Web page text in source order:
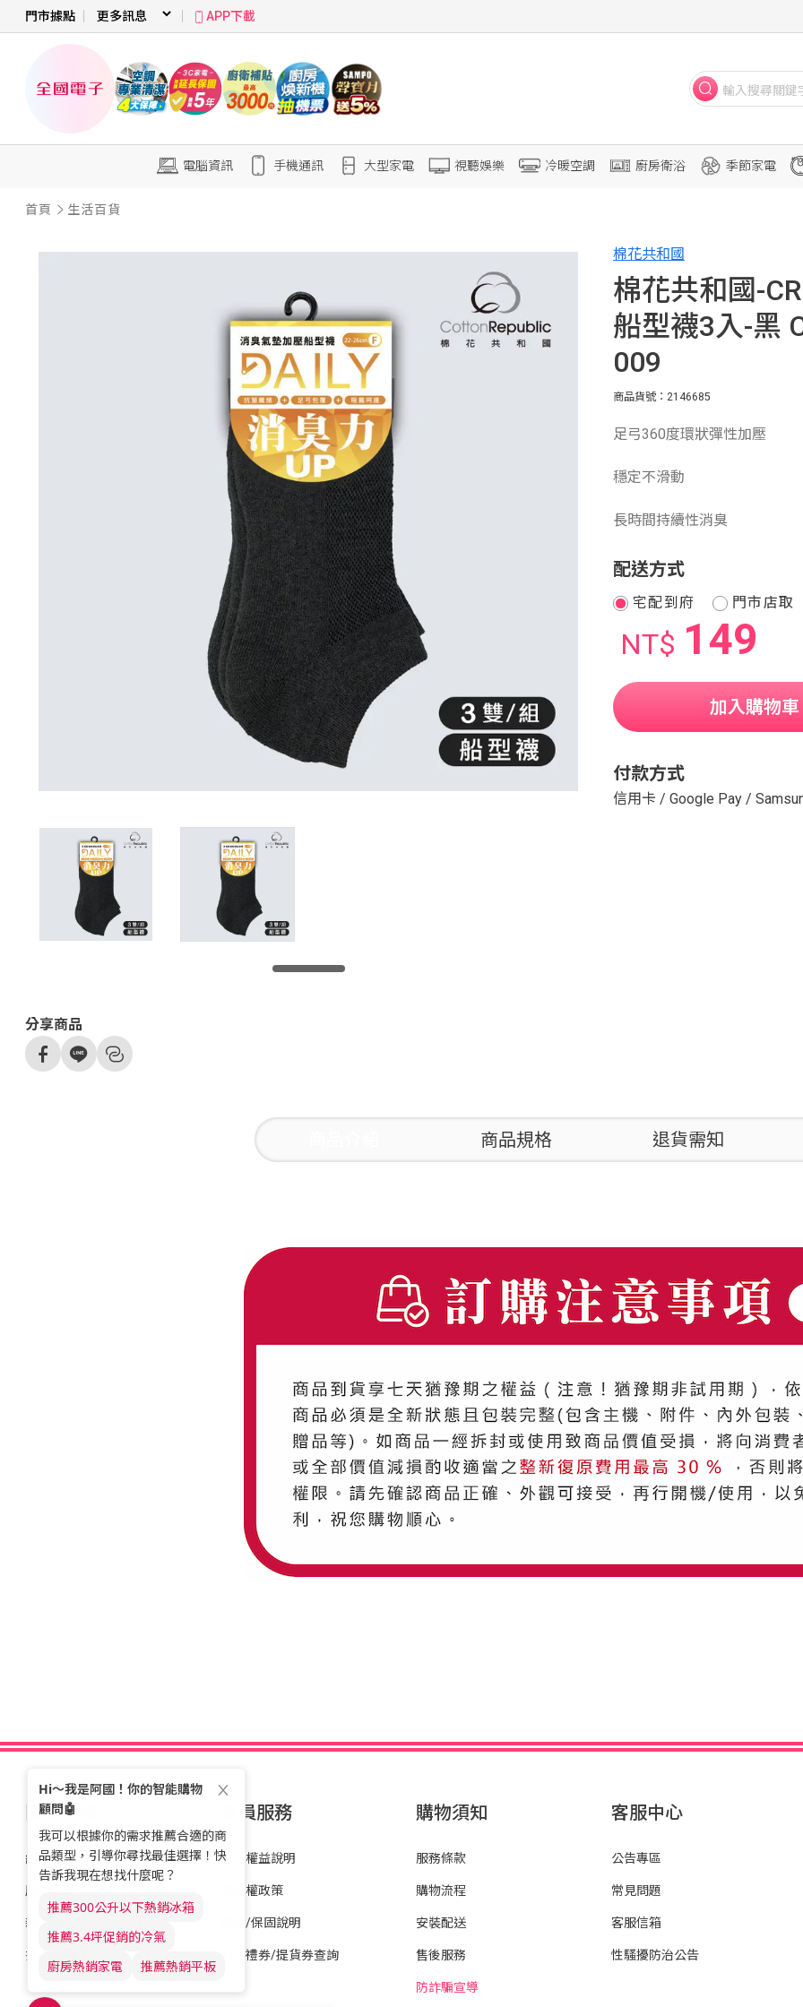
門市據點 APP下載
電腦資訊 手機通訊 大型家電 視聽娛樂 冷暖空調 廚房衛浴 季節家電
首頁 生活百貨
分享商品
棉花共和國
棉花共和國-
船型襪3入-黑
009
商品貨號：2146685
足弓360度環狀彈性加壓
穩定不滑動
長時間持續性消臭
配送方式
宅配到府 門市店取
NT$ 149
加入購物車
付款方式
信用卡 / Google Pay /
商品規格 退貨需知
關於全國
經營理念
歷史沿革
新聞稿
投資人專區
會員服務
會員權益說明
隱私權政策
維修/保固說明
商品禮券/提貨券查詢
購物須知
服務條款
購物流程
安裝配送
售後服務
防詐騙宣導
客服中心
公告專區
常見問題
客服信箱
性騷擾防治公告